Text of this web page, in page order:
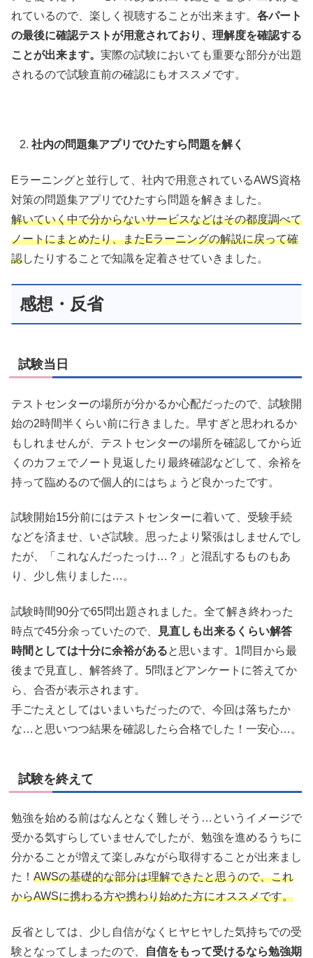
れているので、楽しく視聴することが出来ます。 各パート
の最後に確認テストが用意されており、理解度を確認する
ことが出来ます。 実際の試験においても重要な部分が出題
されるので試験直前の確認にもオススメです。
社内の問題集アプリでひたすら問題を解く
Eラーニングと並行して、社内で用意されているAWS資格
対策の問題集アプリでひたすら問題を解きました。
解いていく中で分からないサービスなどはその都度調べて
ノートにまとめたり、またEラーニングの解説に戻って確
認したりすることで知識を定着させていきました。
感想・反省
試験当日
テストセンターの場所が分かるか心配だったので、試験開
始の2時間半くらい前に行きました。早すぎと思われるか
もしれませんが、テストセンターの場所を確認してから近
くのカフェでノート見返したり最終確認などして、余裕を
持って臨めるので個人的にはちょうど良かったです。
試験開始15分前にはテストセンターに着いて、受験手続
などを済ませ、いざ試験。思ったより緊張はしませんでし
たが、「これなんだったっけ…？」と混乱するものもあ
り、少し焦りました…。
試験時間90分で65問出題されました。全て解き終わった
時点で45分余っていたので、
見直しも出来るくらい解答
時間としては十分に余裕があると思います。1問目から最
後まで見直し、解答終了。5問ほどアンケートに答えてか
ら、合否が表示されます。
手ごたえとしてはいまいちだったので、今回は落ちたか
な…と思いつつ結果を確認したら合格でした！一安心…。
試験を終えて
勉強を始める前はなんとなく難しそう…というイメージで
受かる気すらしていませんでしたが、勉強を進めるうちに
分かることが増えて楽しみながら取得することが出来まし
た！ AWSの基礎的な部分は理解できたと思うので、これ
からAWSに携わる方や携わり始めた方にオススメです。
反省としては、少し自信がなくヒヤヒヤした気持ちでの受
験となってしまったので、
自信をもって受けるなら勉強期